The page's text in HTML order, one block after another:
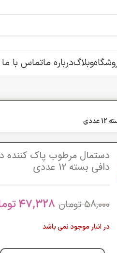
وبلاگدرباره ماتماس با ما
دستمال مرطوب پاک کننده
دافی بسته 12 عددی
58,000 تومان 47,328
در انبار موجود نمی باشد